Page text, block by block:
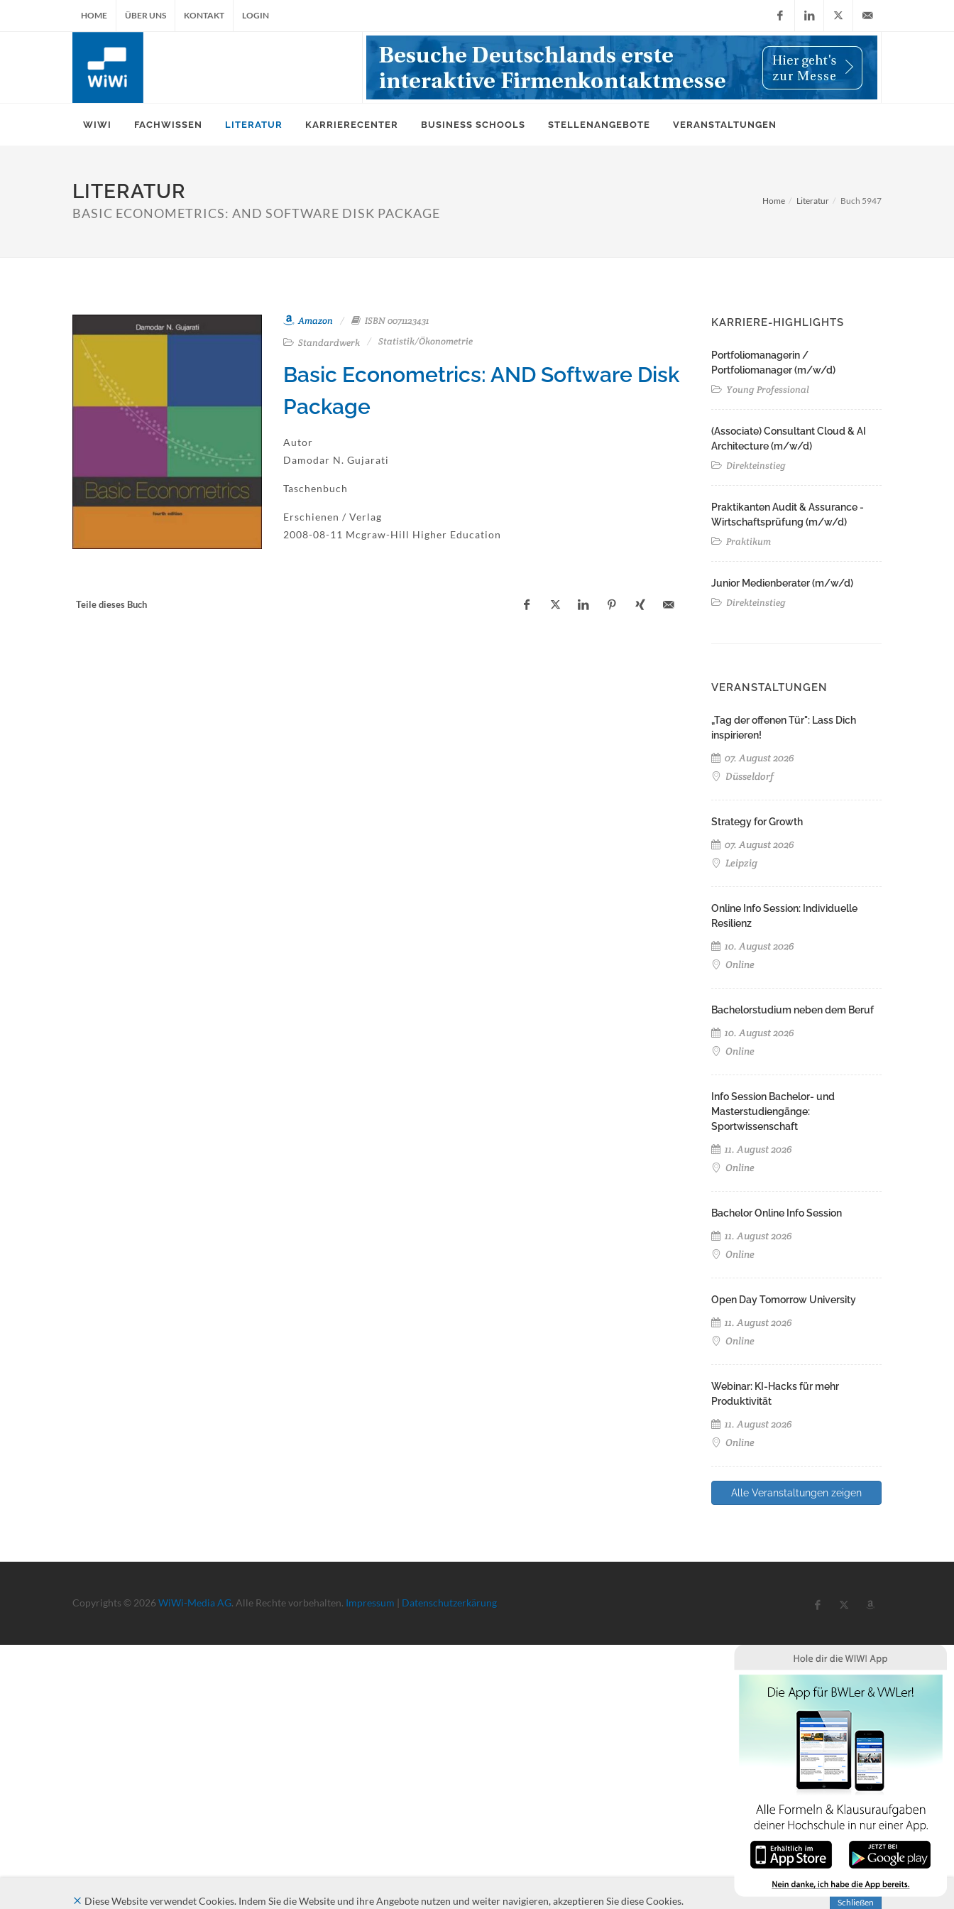
HOME ÜBER UNS KONTAKT LOGIN
FacebookLinkedIn
X
(Twitter)
info@wiwi-
WIWI FACHWISSEN LITERATUR KARRIERECENTER BUSINESS SCHOOLS STELLENANGEBOTE VERANSTALTUNGEN
LITERATUR
BASIC ECONOMETRICS: AND SOFTWARE DISK PACKAGE
Home Literatur Buch 5947
Amazon
ISBN 0071123431
Standardwerk
Statistik/Ökonometrie
Basic Econometrics: AND Software Disk
Package
Autor
Damodar N. Gujarati
Taschenbuch
Erschienen / Verlag
2008-08-11 Mcgraw-Hill Higher Education
Teile dieses Buch
KARRIERE-HIGHLIGHTS
Portfoliomanagerin /
Portfoliomanager (m/w/d)
Young Professional
(Associate) Consultant Cloud & AI
Architecture (m/w/d)​ ​
Direkteinstieg
Praktikanten Audit & Assurance -
Wirtschaftsprüfung (m/w/d)
Praktikum
Junior Medienberater (m/w/d)
Direkteinstieg
VERANSTALTUNGEN
„Tag der offenen Tür": Lass Dich
inspirieren!
07. August 2026
Düsseldorf
Strategy for Growth
07. August 2026
Leipzig
Online Info Session: Individuelle
Resilienz
10. August 2026
Online
Bachelorstudium neben dem Beruf
10. August 2026
Online
Info Session Bachelor- und
Masterstudiengänge:
Sportwissenschaft
11. August 2026
Online
Bachelor Online Info Session
11. August 2026
Online
Open Day Tomorrow University
11. August 2026
Online
Webinar: KI-Hacks für mehr
Produktivität
11. August 2026
Online
Alle Veranstaltungen zeigen
Copyrights © 2026 WiWi-Media AG. Alle Rechte vorbehalten. Impressum | Datenschutzerkärung
Diese Website verwendet Cookies. Indem Sie die Website und ihre Angebote nutzen und weiter navigieren, akzeptieren Sie diese Cookies. Schließen